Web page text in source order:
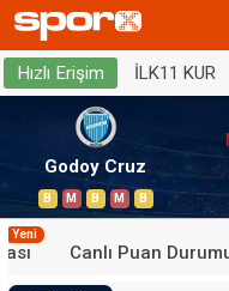
Hızlı Erişim İLK11 KUR
Godoy Cruz
B M B M B
Yeni
Canlı Puan